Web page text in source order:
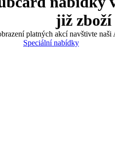
již
platných akcí navštivte
Speciální nabídky